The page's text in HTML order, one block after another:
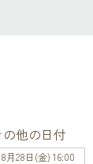
の他の日付
8月28日(金) 16:00